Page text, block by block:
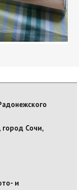
Сочи,
и